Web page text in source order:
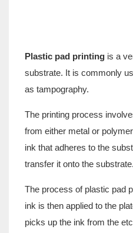
Plastic pad printing is a
substrate. It is commonly
as tampography.
The printing process
from either metal or
ink that adheres to the
transfer it onto the
The process of plastic pad
ink is then applied to the
picks up the ink from the